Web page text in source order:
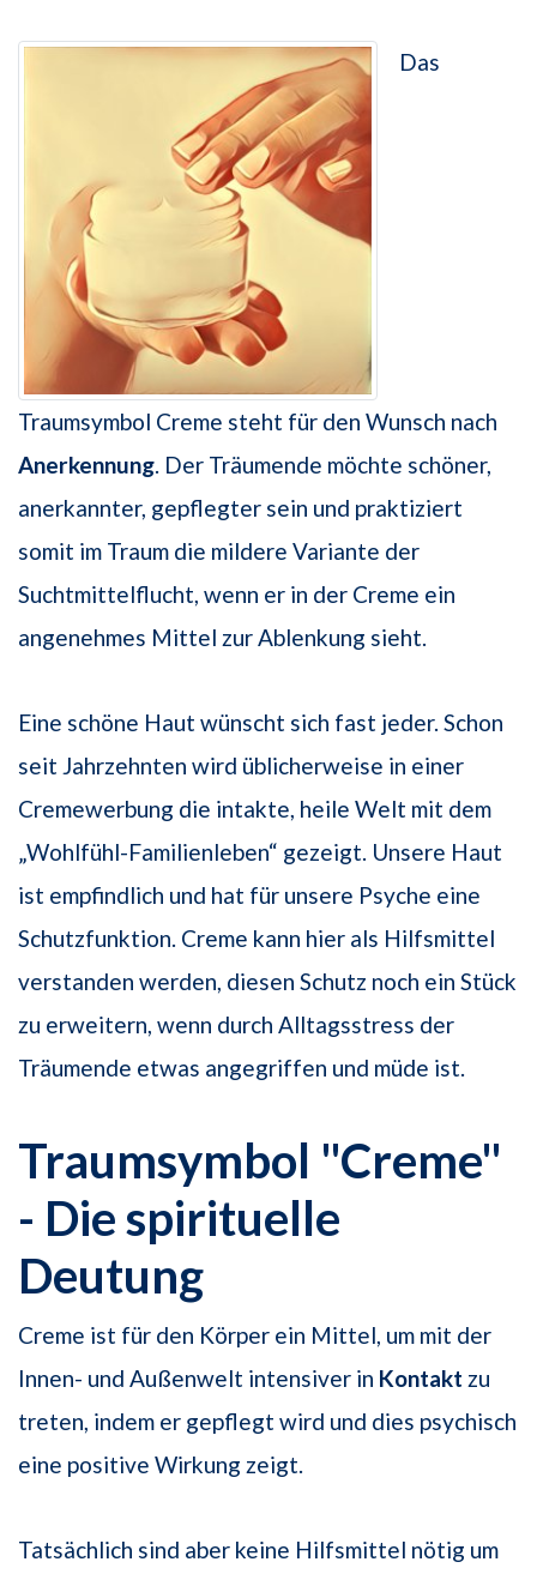
Das
Traumsymbol Creme steht für den Wunsch nach
Anerkennung . Der Träumende möchte schöner,
anerkannter, gepflegter sein und praktiziert
somit im Traum die mildere Variante der
Suchtmittelflucht, wenn er in der Creme ein
angenehmes Mittel zur Ablenkung sieht.
Eine schöne Haut wünscht sich fast jeder. Schon
seit Jahrzehnten wird üblicherweise in einer
Cremewerbung die intakte, heile Welt mit dem
„Wohlfühl-Familienleben“ gezeigt. Unsere Haut
ist empfindlich und hat für unsere Psyche eine
Schutzfunktion. Creme kann hier als Hilfsmittel
verstanden werden, diesen Schutz noch ein Stück
zu erweitern, wenn durch Alltagsstress der
Träumende etwas angegriffen und müde ist.
Traumsymbol "Creme"
- Die spirituelle
Deutung
Creme ist für den Körper ein Mittel, um mit der
Innen- und Außenwelt intensiver in Kontakt zu
treten, indem er gepflegt wird und dies psychisch
eine positive Wirkung zeigt.
Tatsächlich sind aber keine Hilfsmittel nötig um